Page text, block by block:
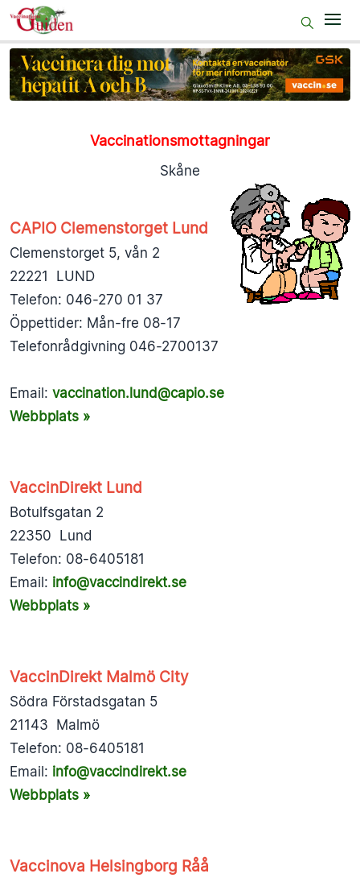
Start
Före resan
Gravida
Sjukv.pers
Vaccinationsmottagningar
Skåne
CAPIO Clemenstorget Lund
Clemenstorget 5, vån 2
22221 LUND
Telefon: 046-270 01 37
Öppettider: Mån-fre 08-17
Telefonrådgivning 046-2700137
Email: vaccination.lund@capio.se
Webbplats »
VaccinDirekt Lund
Botulfsgatan 2
22350 Lund
Telefon: 08-6405181
Email: info@vaccindirekt.se
Webbplats »
VaccinDirekt Malmö City
Södra Förstadsgatan 5
21143 Malmö
Telefon: 08-6405181
Email: info@vaccindirekt.se
Webbplats »
Vaccinova Helsingborg Råå